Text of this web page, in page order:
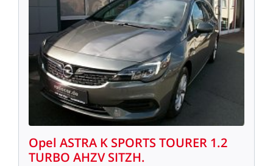
Opel ASTRA K SPORTS TOURER 1.2
TURBO AHZV SITZH.